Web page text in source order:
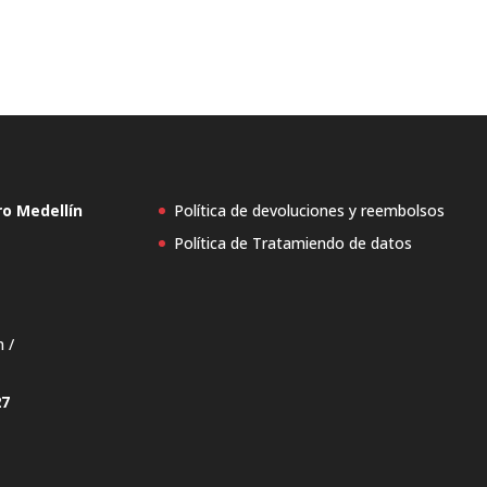
Medellín
/
Política de devoluciones y reembolsos
Política de Tratamiendo de datos